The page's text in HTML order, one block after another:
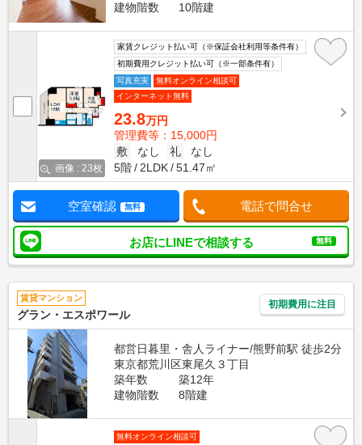
建物階数
10階建
画像 : 23枚
家賃クレジット払い可（※保証会社利用等条件有）
初期費用クレジット払い可（※一部条件有）
写真充実
無料オンライン相談可
インターネット無料
23.8万円
管理費等：15,000円
敷
なし 礼
なし
5階
2LDK 51.47㎡
空室確認 無料 電話で問合せ
お店にLINEで相談する 無料
賃貸マンション
グラン・エスポワール
初期費用に注目
都営日暮里・舎人ライナー/熊野前駅 徒歩2分
東京都荒川区東尾久３丁目
築年数
築12年
建物階数
8階建
無料オンライン相談可